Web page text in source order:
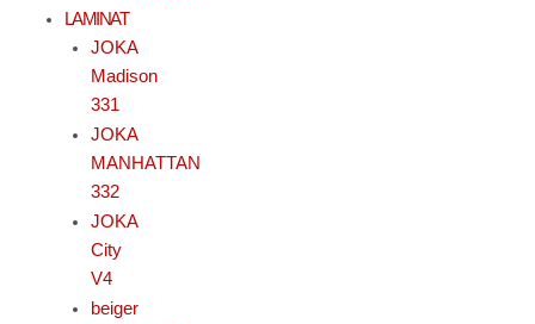
LAMINAT
JOKA
Madison
331
JOKA
MANHATTAN
332
JOKA
City
V4
beiger